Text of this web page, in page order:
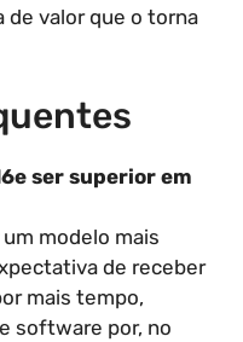
de valor que o torna
ser superior em
um modelo mais
de receber
mais tempo,
software por, no